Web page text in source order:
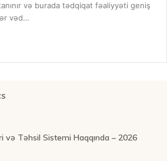
və burada tədqiqat fəaliyyəti geniş
vəd…
və Təhsil Sistemi Haqqında – 2026